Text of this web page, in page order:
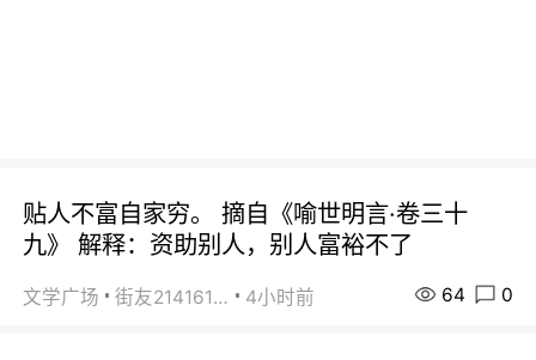
贴人不富自家穷。 摘自《喻世明言·卷三十
九》 解释：资助别人，别人富裕不了
文学广场 街友21416156 4小时前 64 0